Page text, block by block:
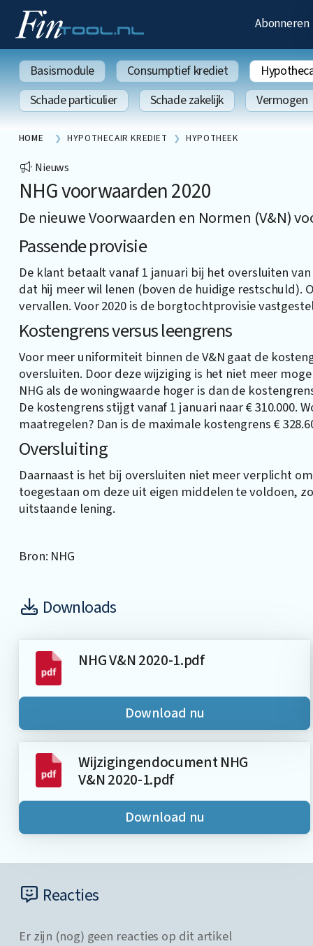
Abonneren
Basismodule Consumptief krediet
Schade particulier
Schade zakelijk Vermogen
HOME HYPOTHECAIR KREDIET HYPOTHEEK
Nieuws
NHG voorwaarden 2020
De nieuwe Voorwaarden en Normen (V&N)
Passende provisie
De klant betaalt vanaf 1 januari bij het oversluiten
dat hij meer wil lenen (boven de huidige restschuld).
vervallen. Voor 2020 is de borgtochtprovisie
Kostengrens versus leengrens
Voor meer uniformiteit binnen de V&N gaat de
oversluiten. Door deze wijziging is het niet meer
NHG als de woningwaarde hoger is dan de
De kostengrens stijgt vanaf 1 januari naar € 310.000.
maatregelen? Dan is de maximale kostengrens €
Oversluiting
Daarnaast is het bij oversluiten niet meer verplicht
toegestaan om deze uit eigen middelen te voldoen,
uitstaande lening.
Bron: NHG
Downloads
NHG V&N 2020-1.pdf
Download nu
Wijzigingendocument NHG
V&N 2020-1.pdf
Download nu
Reacties
Er zijn (nog) geen reacties op dit artikel